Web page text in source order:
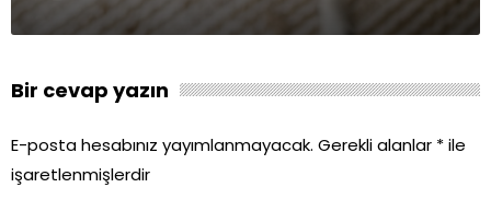
Bir cevap yazın
E-posta hesabınız yayımlanmayacak. Gerekli alanlar *ile
işaretlenmişlerdir